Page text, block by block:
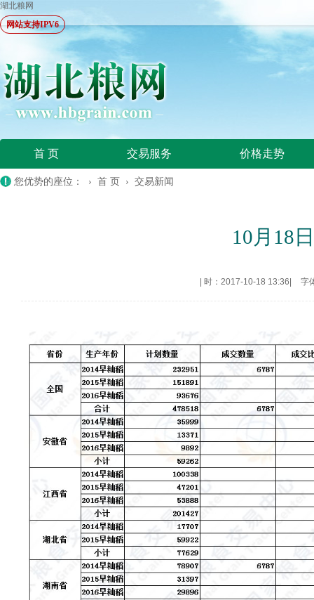
湖北粮网
网站支持IPV6
首 页 交易服务 价格走势
您优势的座位： › 首 页 › 交易新闻
10月18
时：2017-10-18 13:36 字